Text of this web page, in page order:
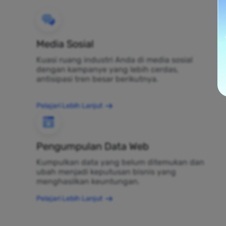
Media Sosial
Kuasi ruang industri Anda di media sosial
dengan kampanye yang lebih cerdas,
antisipasi tren besar berikutnya.
Pelajari Lebih Lanjut
Pengumpulan Data Web
Kumpulkan data yang belum ditemukan dan
ubah menjadi keputusan bisnis yang
menghasilkan keuntungan.
Pelajari Lebih Lanjut